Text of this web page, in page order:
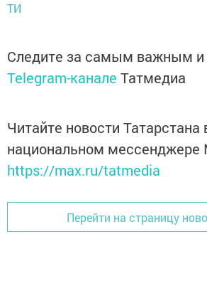
ТИ
Следите за самым важным
Telegram-канале Татмедиа
Читайте новости Татарстана
национальном мессенджере
https://max.ru/tatmedia
Перейти на страницу